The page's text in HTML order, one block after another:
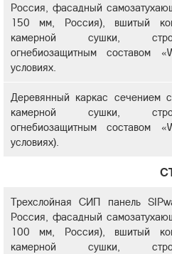
Россия, фасадный
150 мм, Россия), вшитый
камерной сушки,
огнебиозащитным составом
условиях.
Деревянный каркас сечением
камерной сушки,
огнебиозащитным составом
условиях).
Трехслойная СИП панель
Россия, фасадный
100 мм, Россия), вшитый
камерной сушки,